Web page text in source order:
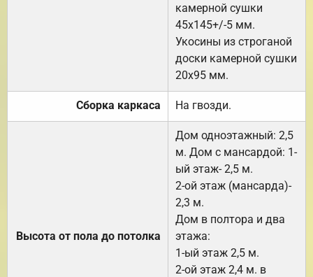
камерной сушки
45х145+/-5 мм.
Укосины из строганой
доски камерной сушки
20х95 мм.
Сборка каркаса На гвозди.
Высота от пола до потолка
Дом одноэтажный: 2,5
м. Дом с мансардой: 1-
ый этаж- 2,5 м.
2-ой этаж (мансарда)-
2,3 м.
Дом в полтора и два
этажа:
1-ый этаж 2,5 м.
2-ой этаж 2,4 м. в